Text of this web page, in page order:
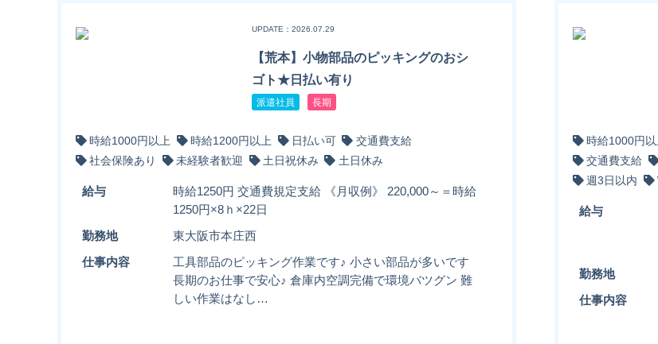
UPDATE：2026.07.29
【荒本】小物部品のピッキングのおシ
ゴト★日払い有り
派遣社員 長期
時給1000円以上 時給1200円以上 日払い可
交通費支給
社会保険あり
未経験者歓迎 土日祝休み 土日休み
給与
時給1250円 交通費規定支給 《月収例》 220,000～＝時給
1250円×8ｈ×22日
勤務地 東大阪市本庄西
仕事内容
工具部品のピッキング作業です♪ 小さい部品が多いです
長期のお仕事で安心♪ 倉庫内空調完備で環境バツグン 難
しい作業はなし…
時給1000円以
交通費支給
週3日以内
給与
勤務地
仕事内容